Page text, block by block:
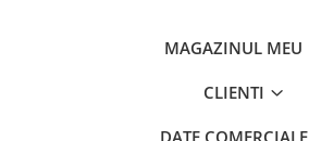
MAGAZINUL MEU
CLIENTI
DATE COMERCIALE